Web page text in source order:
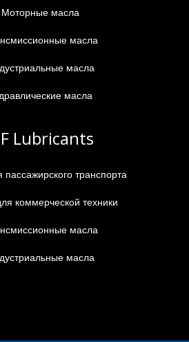
Моторные масла
масла
масла
масла
Lubricants
транспорта
коммерческой техники
масла
масла